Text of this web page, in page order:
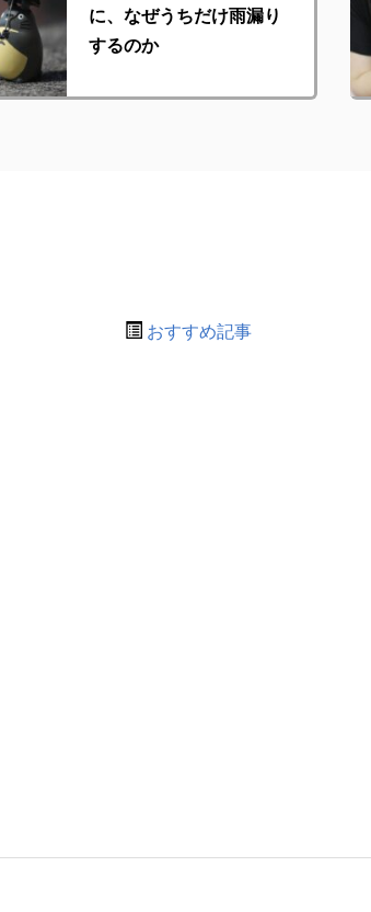
に、なぜうちだけ雨漏り
するのか
おすすめ記事